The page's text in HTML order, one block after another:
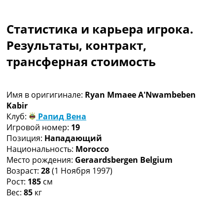
Чемпионат Мира
Украина. Премьер-Лига
Украина. Первая Лига
Лига Чемпионов
Другие Турниры >>>
Таблицы
Таблицы групп Чемпионата Мира
Украина. Премьер-Лига
Украина. Первая Лига
Лига Чемпионов. Таблицы групп
Англия. Премьер-Лига
Испания. Ла Лига
Все таблицы >>>
Рейтинги
Статистика и карьера игрока.
Результаты, контракт,
трансферная стоимость
Имя в оригигинале: Ryan Mmaee A'Nwambeben
Kabir
Клуб:
Рапид Вена
Игровой номер: 19
Позиция: Нападающий
Национальность: Morocco
Место рождения: Geraardsbergen Belgium
Возраст: 28(1 Ноября 1997)
Рост: 185 см
Вес: 85 кг